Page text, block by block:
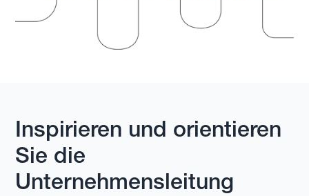
Inspirieren und orientieren
Sie die
Unternehmensleitung